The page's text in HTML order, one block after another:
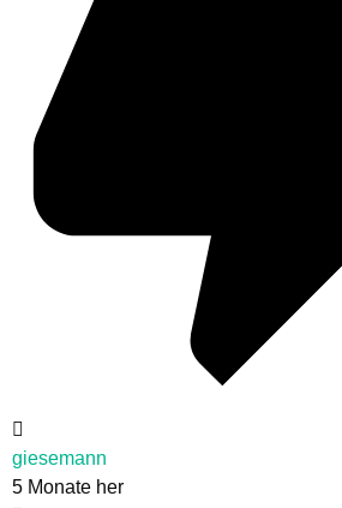
giesemann
5 Monate her